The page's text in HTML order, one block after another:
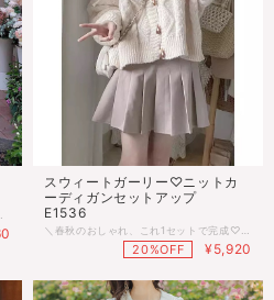
プラス1500円頂戴しております。 ・こちらは海外のインポート品となります。 ・海外製のため、つくりがあまい場合があります。 ・お手持ちのスマートフォンの画面により商品の色に若干の差がございます。 ・イメージ違いやサイズ交換等、お客さまご都合による交換、返品は対応出来かねる場合がございます。 ◌◍.......................................................................⿻*.·
スウィートガーリー♡ニットカ
ーディガンセットアップ
E1536
＼春秋のおしゃれ、これ1セットで完成♡／ はじめての“スウィートガーリー”セットアップ♡ ふんわりニットカーデ × ひらりプリーツスカートの甘めコンビ♪ 着るだけで、ときめく春スタイルが完成◎ デイリーにも、お出かけにも大活躍！ ■サイズ Ｍ：着丈50cm 胸囲94cm 肩幅36cm 袖丈55cm Ｌ：着丈51cm 胸囲98cm 肩幅37cm 袖丈56cm ■カラー アイボリー×カーキ ◌◍.......................................................................⿻*.· ※ご注文確定(ご決済)後、到着まで【10日前後】のお時間をいただいております。 (※商品の状況によっては、最大3週間前後かかる場合もございます。) 1日でも早くお客様のもとに届くよう手配させていただきます。 ・沖縄離島は送料プラス1500円頂戴しております。 ・こちらは海外のインポート品となります。 ・海外製のため、つくりがあまい場合があります。 ・お手持ちのスマートフォンの画面により商品の色に若干の差がございます。 ・イメージ違いやサイズ交換等、お客さまご都合による交換、返品は対応出来かねる場合がございます。 ◌◍.......................................................................⿻*.·
20%OFF ¥5,920